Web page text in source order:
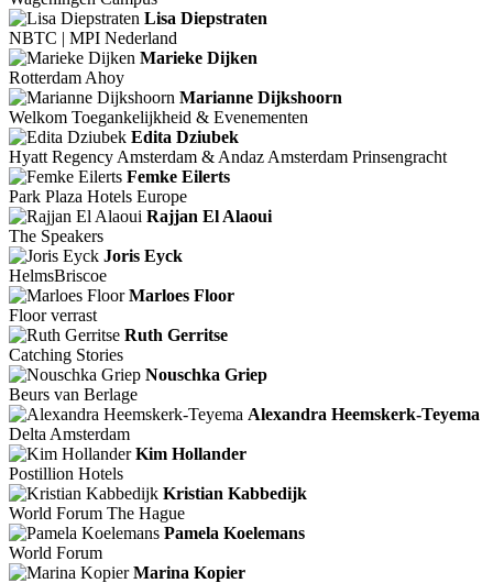
Lisa Diepstraten
NBTC | MPI Nederland
Marieke Dijken
Rotterdam Ahoy
Marianne Dijkshoorn
Welkom Toegankelijkheid & Evenementen
Edita Dziubek
Hyatt Regency Amsterdam & Andaz Amsterdam Prinsengracht
Femke Eilerts
Park Plaza Hotels Europe
Rajjan El Alaoui
The Speakers
Joris Eyck
HelmsBriscoe
Marloes Floor
Floor verrast
Ruth Gerritse
Catching Stories
Nouschka Griep
Beurs van Berlage
Alexandra Heemskerk-Teyema
Delta Amsterdam
Kim Hollander
Postillion Hotels
Kristian Kabbedijk
World Forum The Hague
Pamela Koelemans
World Forum
Marina Kopier